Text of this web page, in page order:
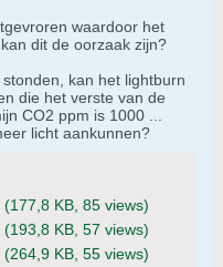
waardoor het
dit de oorzaak zijn?
kan het lightburn
die het verste van de
CO2 ppm is 1000 ...
licht aankunnen?
(177,8 KB, 85 views)
(193,8 KB, 57 views)
(264,9 KB, 55 views)